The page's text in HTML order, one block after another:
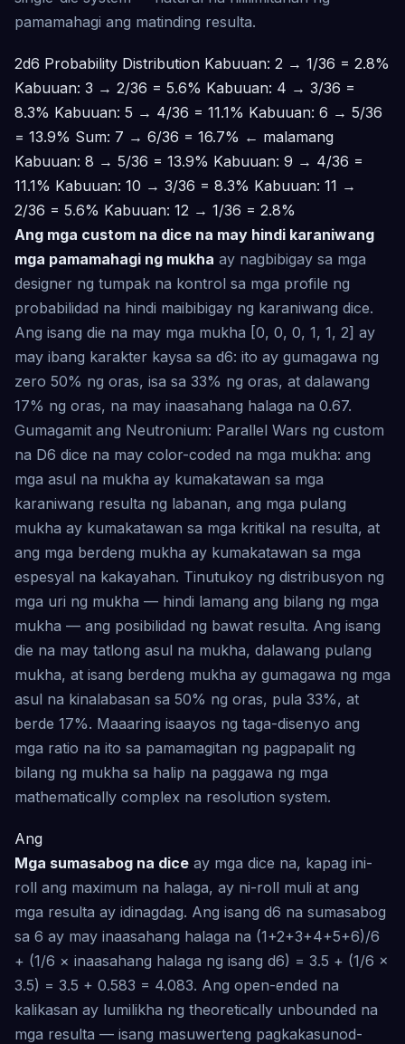
pamamahagi ang matinding resulta.
2d6 Probability Distribution Kabuuan: 2 → 1/36 = 2.8%
Kabuuan: 3 → 2/36 = 5.6% Kabuuan: 4 → 3/36 =
8.3% Kabuuan: 5 → 4/36 = 11.1% Kabuuan: 6 → 5/36
= 13.9% Sum: 7 → 6/36 = 16.7% ← malamang
Kabuuan: 8 → 5/36 = 13.9% Kabuuan: 9 → 4/36 =
11.1% Kabuuan: 10 → 3/36 = 8.3% Kabuuan: 11 →
2/36 = 5.6% Kabuuan: 12 → 1/36 = 2.8%
Ang mga custom na dice na may hindi karaniwang
mga pamamahagi ng mukha ay nagbibigay sa mga
designer ng tumpak na kontrol sa mga profile ng
probabilidad na hindi maibibigay ng karaniwang dice.
Ang isang die na may mga mukha [0, 0, 0, 1, 1, 2] ay
may ibang karakter kaysa sa d6: ito ay gumagawa ng
zero 50% ng oras, isa sa 33% ng oras, at dalawang
17% ng oras, na may inaasahang halaga na 0.67.
Gumagamit ang Neutronium: Parallel Wars ng custom
na D6 dice na may color-coded na mga mukha: ang
mga asul na mukha ay kumakatawan sa mga
karaniwang resulta ng labanan, ang mga pulang
mukha ay kumakatawan sa mga kritikal na resulta, at
ang mga berdeng mukha ay kumakatawan sa mga
espesyal na kakayahan. Tinutukoy ng distribusyon ng
mga uri ng mukha — hindi lamang ang bilang ng mga
mukha — ang posibilidad ng bawat resulta. Ang isang
die na may tatlong asul na mukha, dalawang pulang
mukha, at isang berdeng mukha ay gumagawa ng mga
asul na kinalabasan sa 50% ng oras, pula 33%, at
berde 17%. Maaaring isaayos ng taga-disenyo ang
mga ratio na ito sa pamamagitan ng pagpapalit ng
bilang ng mukha sa halip na paggawa ng mga
mathematically complex na resolution system.
Ang
Mga sumasabog na dice ay mga dice na, kapag ini-
roll ang maximum na halaga, ay ni-roll muli at ang
mga resulta ay idinagdag. Ang isang d6 na sumasabog
sa 6 ay may inaasahang halaga na (1+2+3+4+5+6)/6
+ (1/6 × inaasahang halaga ng isang d6) = 3.5 + (1/6 ×
3.5) = 3.5 + 0.583 = 4.083. Ang open-ended na
kalikasan ay lumilikha ng theoretically unbounded na
mga resulta — isang masuwerteng pagkakasunod-